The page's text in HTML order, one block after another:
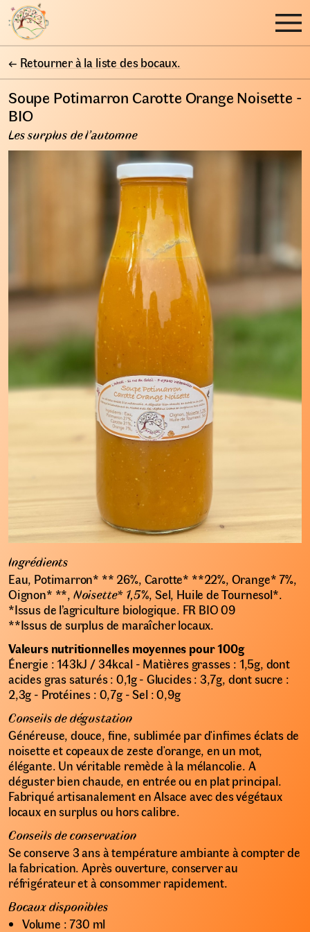
← Retourner à la liste des bocaux.
Soupe Potimarron Carotte Orange Noisette -
BIO
Les surplus de l’automne
Ingrédients
Eau, Potimarron* ** 26%, Carotte* **22%, Orange* 7%,
Oignon* **, Noisette* 1,5%, Sel, Huile de Tournesol*.
*Issus de l’agriculture biologique. FR BIO 09
**Issus de surplus de maraîcher locaux.
Valeurs nutritionnelles moyennes pour 100g
Énergie : 143kJ / 34kcal - Matières grasses : 1,5g, dont
acides gras saturés : 0,1g - Glucides : 3,7g, dont sucre :
2,3g - Protéines : 0,7g - Sel : 0,9g
Conseils de dégustation
Généreuse, douce, fine, sublimée par d'infimes éclats de
noisette et copeaux de zeste d'orange, en un mot,
élégante. Un véritable remède à la mélancolie. A
déguster bien chaude, en entrée ou en plat principal.
Fabriqué artisanalement en Alsace avec des végétaux
locaux en surplus ou hors calibre.
Conseils de conservation
Se conserve 3 ans à température ambiante à compter de
la fabrication. Après ouverture, conserver au
réfrigérateur et à consommer rapidement.
Bocaux disponibles
Volume : 730 ml